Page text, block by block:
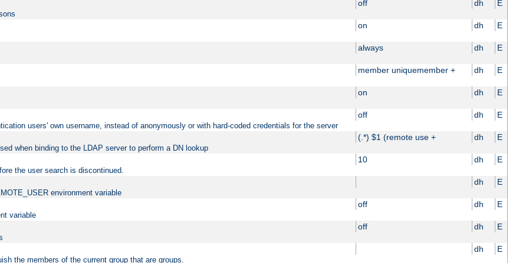
off dh E
on dh E
always dh E
member uniquemember + dh E
on dh E
off dh E
users' own username, instead of anonymously or with hard-coded credentials for the server
(.*) $1 (remote use + dh E
when binding to the LDAP server to perform a DN lookup
10 dh E
the user search is discontinued.
dh E
environment variable
off dh E
variable
off dh E
dh E
the members of the current group that are groups.